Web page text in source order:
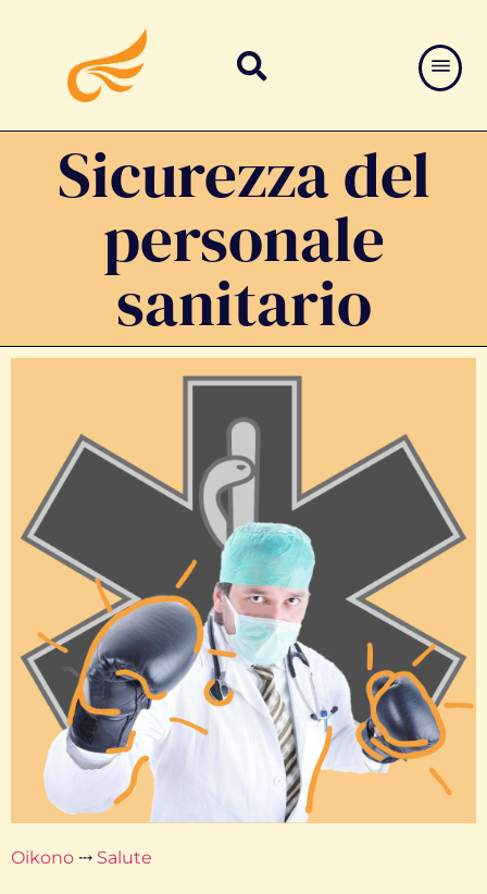
Sicurezza del
personale
sanitario
Oikono ⤏ Salute